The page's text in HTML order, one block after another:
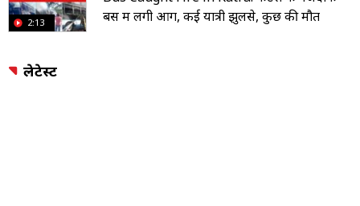
2:13
बस में लगी आग, कई यात्री झुलसे, कुछ की मौत
लेटेस्ट